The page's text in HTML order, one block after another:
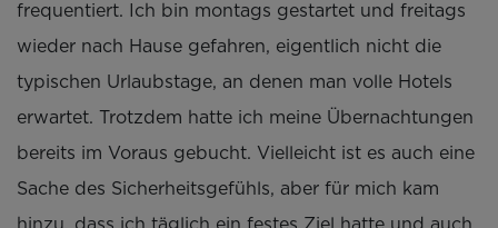
frequentiert. Ich bin montags gestartet und freitags
wieder nach Hause gefahren, eigentlich nicht die
typischen Urlaubstage, an denen man volle Hotels
erwartet. Trotzdem hatte ich meine Übernachtungen
bereits im Voraus gebucht. Vielleicht ist es auch eine
Sache des Sicherheitsgefühls, aber für mich kam